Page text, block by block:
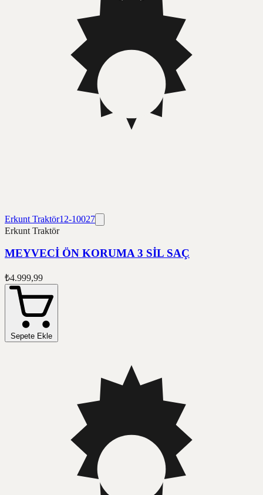
Erkunt Traktör12-10027
Erkunt Traktör
MEYVECİ ÖN KORUMA 3 SİL SAÇ
₺4.999,99
Sepete Ekle